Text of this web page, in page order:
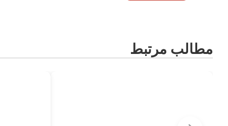
مطالب مرتبط